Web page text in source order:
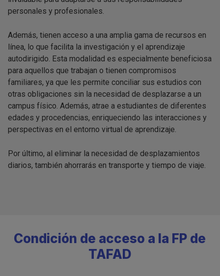
personales y profesionales.
Además, tienen acceso a una amplia gama de recursos en
línea, lo que facilita la investigación y el aprendizaje
autodirigido. Esta modalidad es especialmente beneficiosa
para aquellos que trabajan o tienen compromisos
familiares, ya que les permite conciliar sus estudios con
otras obligaciones sin la necesidad de desplazarse a un
campus físico. Además, atrae a estudiantes de diferentes
edades y procedencias, enriqueciendo las interacciones y
perspectivas en el entorno virtual de aprendizaje.
Por último, al eliminar la necesidad de desplazamientos
diarios, también ahorrarás en transporte y tiempo de viaje.
Condición de acceso a la FP de
TAFAD